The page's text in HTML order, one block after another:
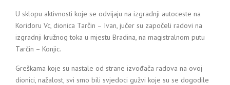
U sklopu aktivnosti koje se odvijaju na izgradnji autoceste na
Koridoru Vc, dionica Tarčin – Ivan, jučer su započeli radovi na
izgradnji kružnog toka u mjestu Bradina, na magistralnom putu
Tarčin – Konjic.
Greškama koje su nastale od strane izvođača radova na ovoj
dionici, nažalost, svi smo bili svjedoci gužvi koje su se dogodile